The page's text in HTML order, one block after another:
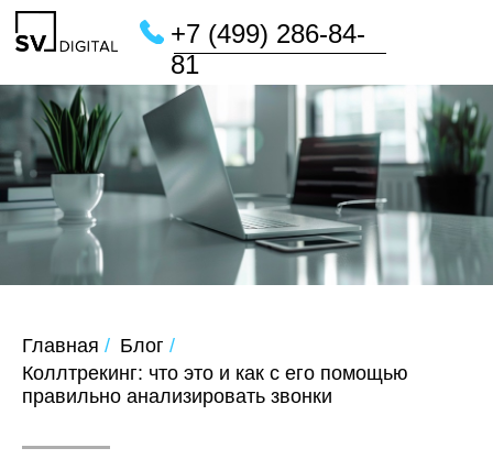
+7 (499) 286-84-
Главная / Блог /
Коллтрекинг: что это и как с его помощью
правильно анализировать звонки